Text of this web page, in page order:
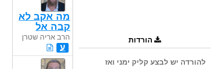
הורדות
להורדה יש לבצע קליק ימני ואז
מה אקב לא
קבה אל
הרב אריה שטרן
ע